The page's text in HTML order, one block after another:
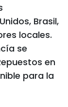
Brasil,
locales.
se
en
para la